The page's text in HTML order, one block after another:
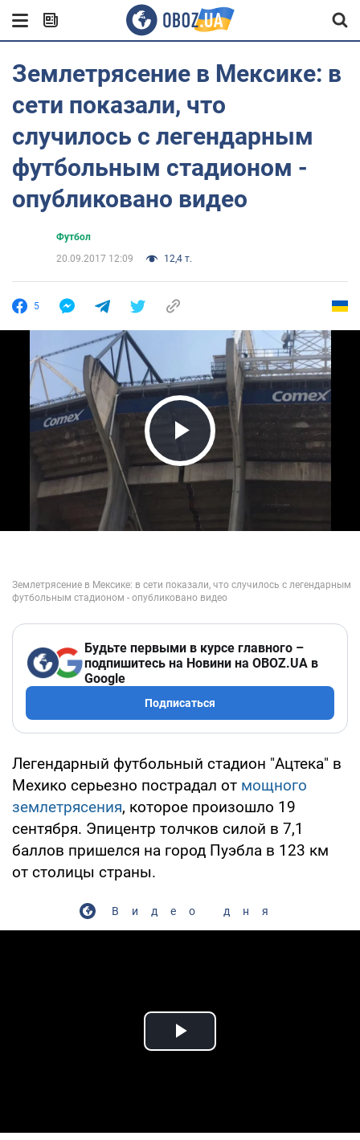
Землетрясение в Мексике: в
сети показали, что
случилось с легендарным
футбольным стадионом -
опубликовано видео
Футбол
20.09.2017 12:09
12,4 т.
5
Play Video
Будьте первыми в курсе главного –
подпишитесь на Новини на OBOZ.UA в
Google
Подписаться
Легендарный футбольный стадион "Ацтека" в
Мехико серьезно пострадал от мощного
землетрясения, которое произошло 19
сентября. Эпицентр толчков силой в 7,1
баллов пришелся на город Пуэбла в 123 км
от столицы страны.
Видео дня
Play Video